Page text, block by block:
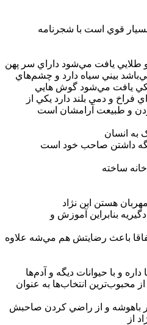
قوي است با شجرنامه
طلايي يافت مي‌شود داراي سر پهن
بيني سياه دارد و چشم‌هاي
يافت مي‌شود گوش هايي
و دمي بلند دارد يکي از
و طبيعت آرامشان است
به انسان
داشتن صاحب خود است
ساخته
هستن اين نژاد
بنابراين آموزش و
باعث رضايتش هم مي‌شه علاوه
و با حيوانات ديگه و آدم‌ها
انتخاب‌ها به عنوان
باهوشه و از راضي کردن صاحبش
از